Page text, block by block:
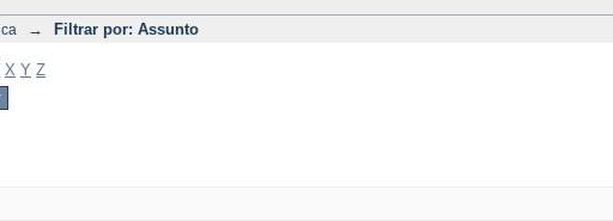
→ Filtrar por: Assunto
X Y Z